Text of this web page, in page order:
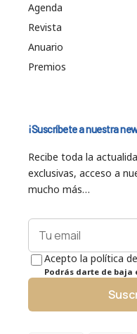
Agenda
Revista
Anuario
Premios
¡Suscríbete a nuestra
Recibe toda la
exclusivas, acceso a
mucho más…
Acepto la política
Podrás darte de